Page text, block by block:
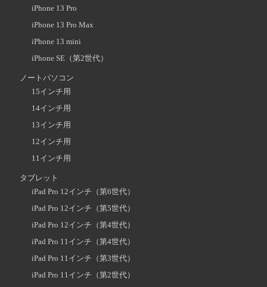
iPhone 13 Pro
iPhone 13 Pro Max
iPhone 13 mini
iPhone SE（第2世代）
ノートパソコン
15インチ用
14インチ用
13インチ用
12インチ用
11インチ用
タブレット
iPad Pro 12インチ（第6世代）
iPad Pro 12インチ（第5世代）
iPad Pro 12インチ（第4世代）
iPad Pro 11インチ（第4世代）
iPad Pro 11インチ（第3世代）
iPad Pro 11インチ（第2世代）